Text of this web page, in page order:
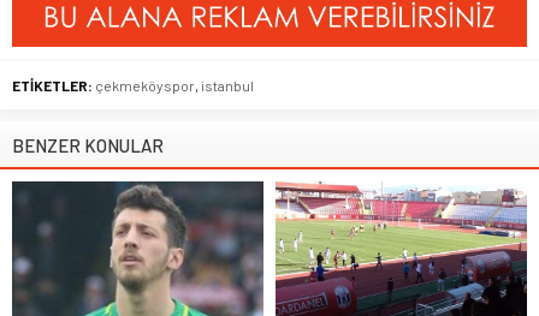
ETİKETLER: çekmeköyspor istanbul
BENZER KONULAR